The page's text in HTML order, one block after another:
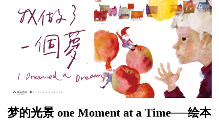
梦的光景 one Moment at a Time──绘本